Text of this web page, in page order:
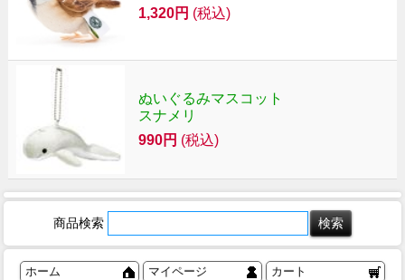
1,320円 (税込)
ぬいぐるみマスコット
スナメリ
990円 (税込)
商品検索
ホーム マイページ カート